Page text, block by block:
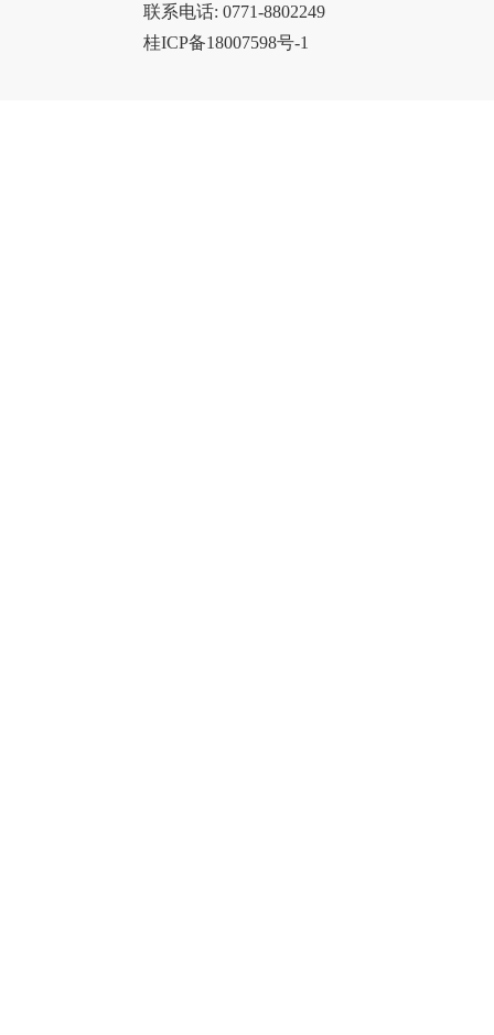
联系电话: 0771-8802249
桂ICP备18007598号-1